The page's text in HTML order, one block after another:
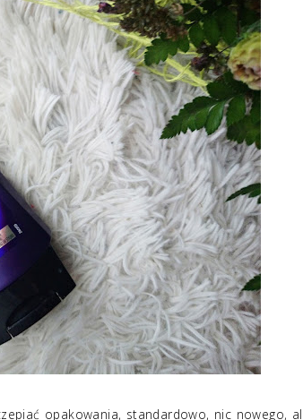
opakowania, standardowo, nic nowego,